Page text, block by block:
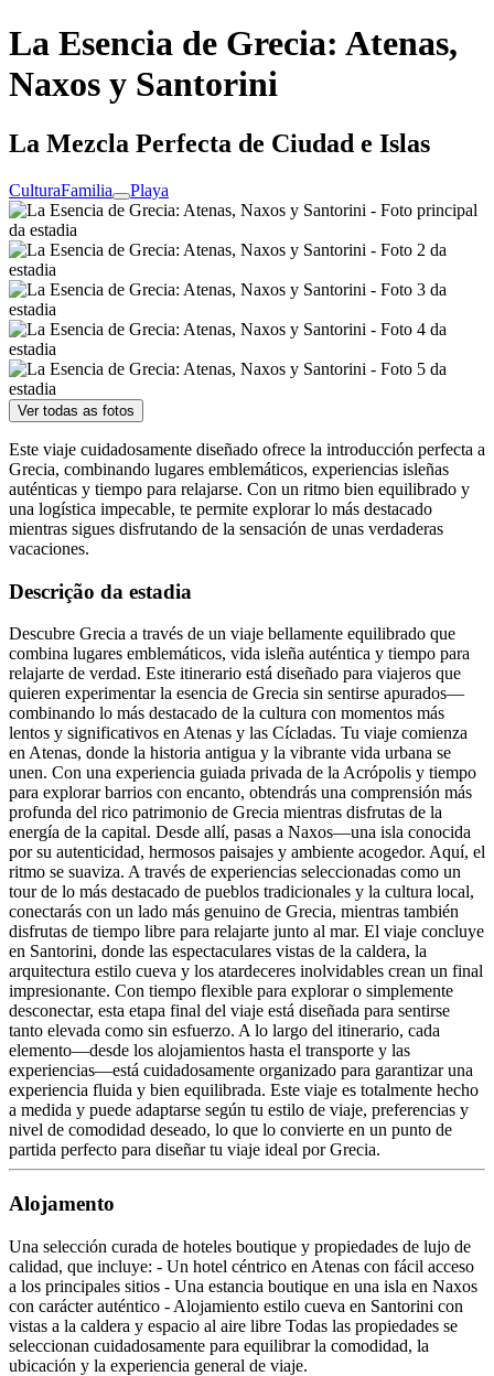
La Esencia de Grecia: Atenas,
Naxos y Santorini
La Mezcla Perfecta de Ciudad e Islas
CulturaFamilia Playa
Ver todas as fotos
Este viaje cuidadosamente diseñado ofrece la introducción perfecta a
Grecia, combinando lugares emblemáticos, experiencias isleñas
auténticas y tiempo para relajarse. Con un ritmo bien equilibrado y
una logística impecable, te permite explorar lo más destacado
mientras sigues disfrutando de la sensación de unas verdaderas
vacaciones.
Descrição da estadia
Descubre Grecia a través de un viaje bellamente equilibrado que
combina lugares emblemáticos, vida isleña auténtica y tiempo para
relajarte de verdad. Este itinerario está diseñado para viajeros que
quieren experimentar la esencia de Grecia sin sentirse apurados—
combinando lo más destacado de la cultura con momentos más
lentos y significativos en Atenas y las Cícladas. Tu viaje comienza
en Atenas, donde la historia antigua y la vibrante vida urbana se
unen. Con una experiencia guiada privada de la Acrópolis y tiempo
para explorar barrios con encanto, obtendrás una comprensión más
profunda del rico patrimonio de Grecia mientras disfrutas de la
energía de la capital. Desde allí, pasas a Naxos—una isla conocida
por su autenticidad, hermosos paisajes y ambiente acogedor. Aquí, el
ritmo se suaviza. A través de experiencias seleccionadas como un
tour de lo más destacado de pueblos tradicionales y la cultura local,
conectarás con un lado más genuino de Grecia, mientras también
disfrutas de tiempo libre para relajarte junto al mar. El viaje concluye
en Santorini, donde las espectaculares vistas de la caldera, la
arquitectura estilo cueva y los atardeceres inolvidables crean un final
impresionante. Con tiempo flexible para explorar o simplemente
desconectar, esta etapa final del viaje está diseñada para sentirse
tanto elevada como sin esfuerzo. A lo largo del itinerario, cada
elemento—desde los alojamientos hasta el transporte y las
experiencias—está cuidadosamente organizado para garantizar una
experiencia fluida y bien equilibrada. Este viaje es totalmente hecho
a medida y puede adaptarse según tu estilo de viaje, preferencias y
nivel de comodidad deseado, lo que lo convierte en un punto de
partida perfecto para diseñar tu viaje ideal por Grecia.
Alojamento
Una selección curada de hoteles boutique y propiedades de lujo de
calidad, que incluye: - Un hotel céntrico en Atenas con fácil acceso
a los principales sitios - Una estancia boutique en una isla en Naxos
con carácter auténtico - Alojamiento estilo cueva en Santorini con
vistas a la caldera y espacio al aire libre Todas las propiedades se
seleccionan cuidadosamente para equilibrar la comodidad, la
ubicación y la experiencia general de viaje.